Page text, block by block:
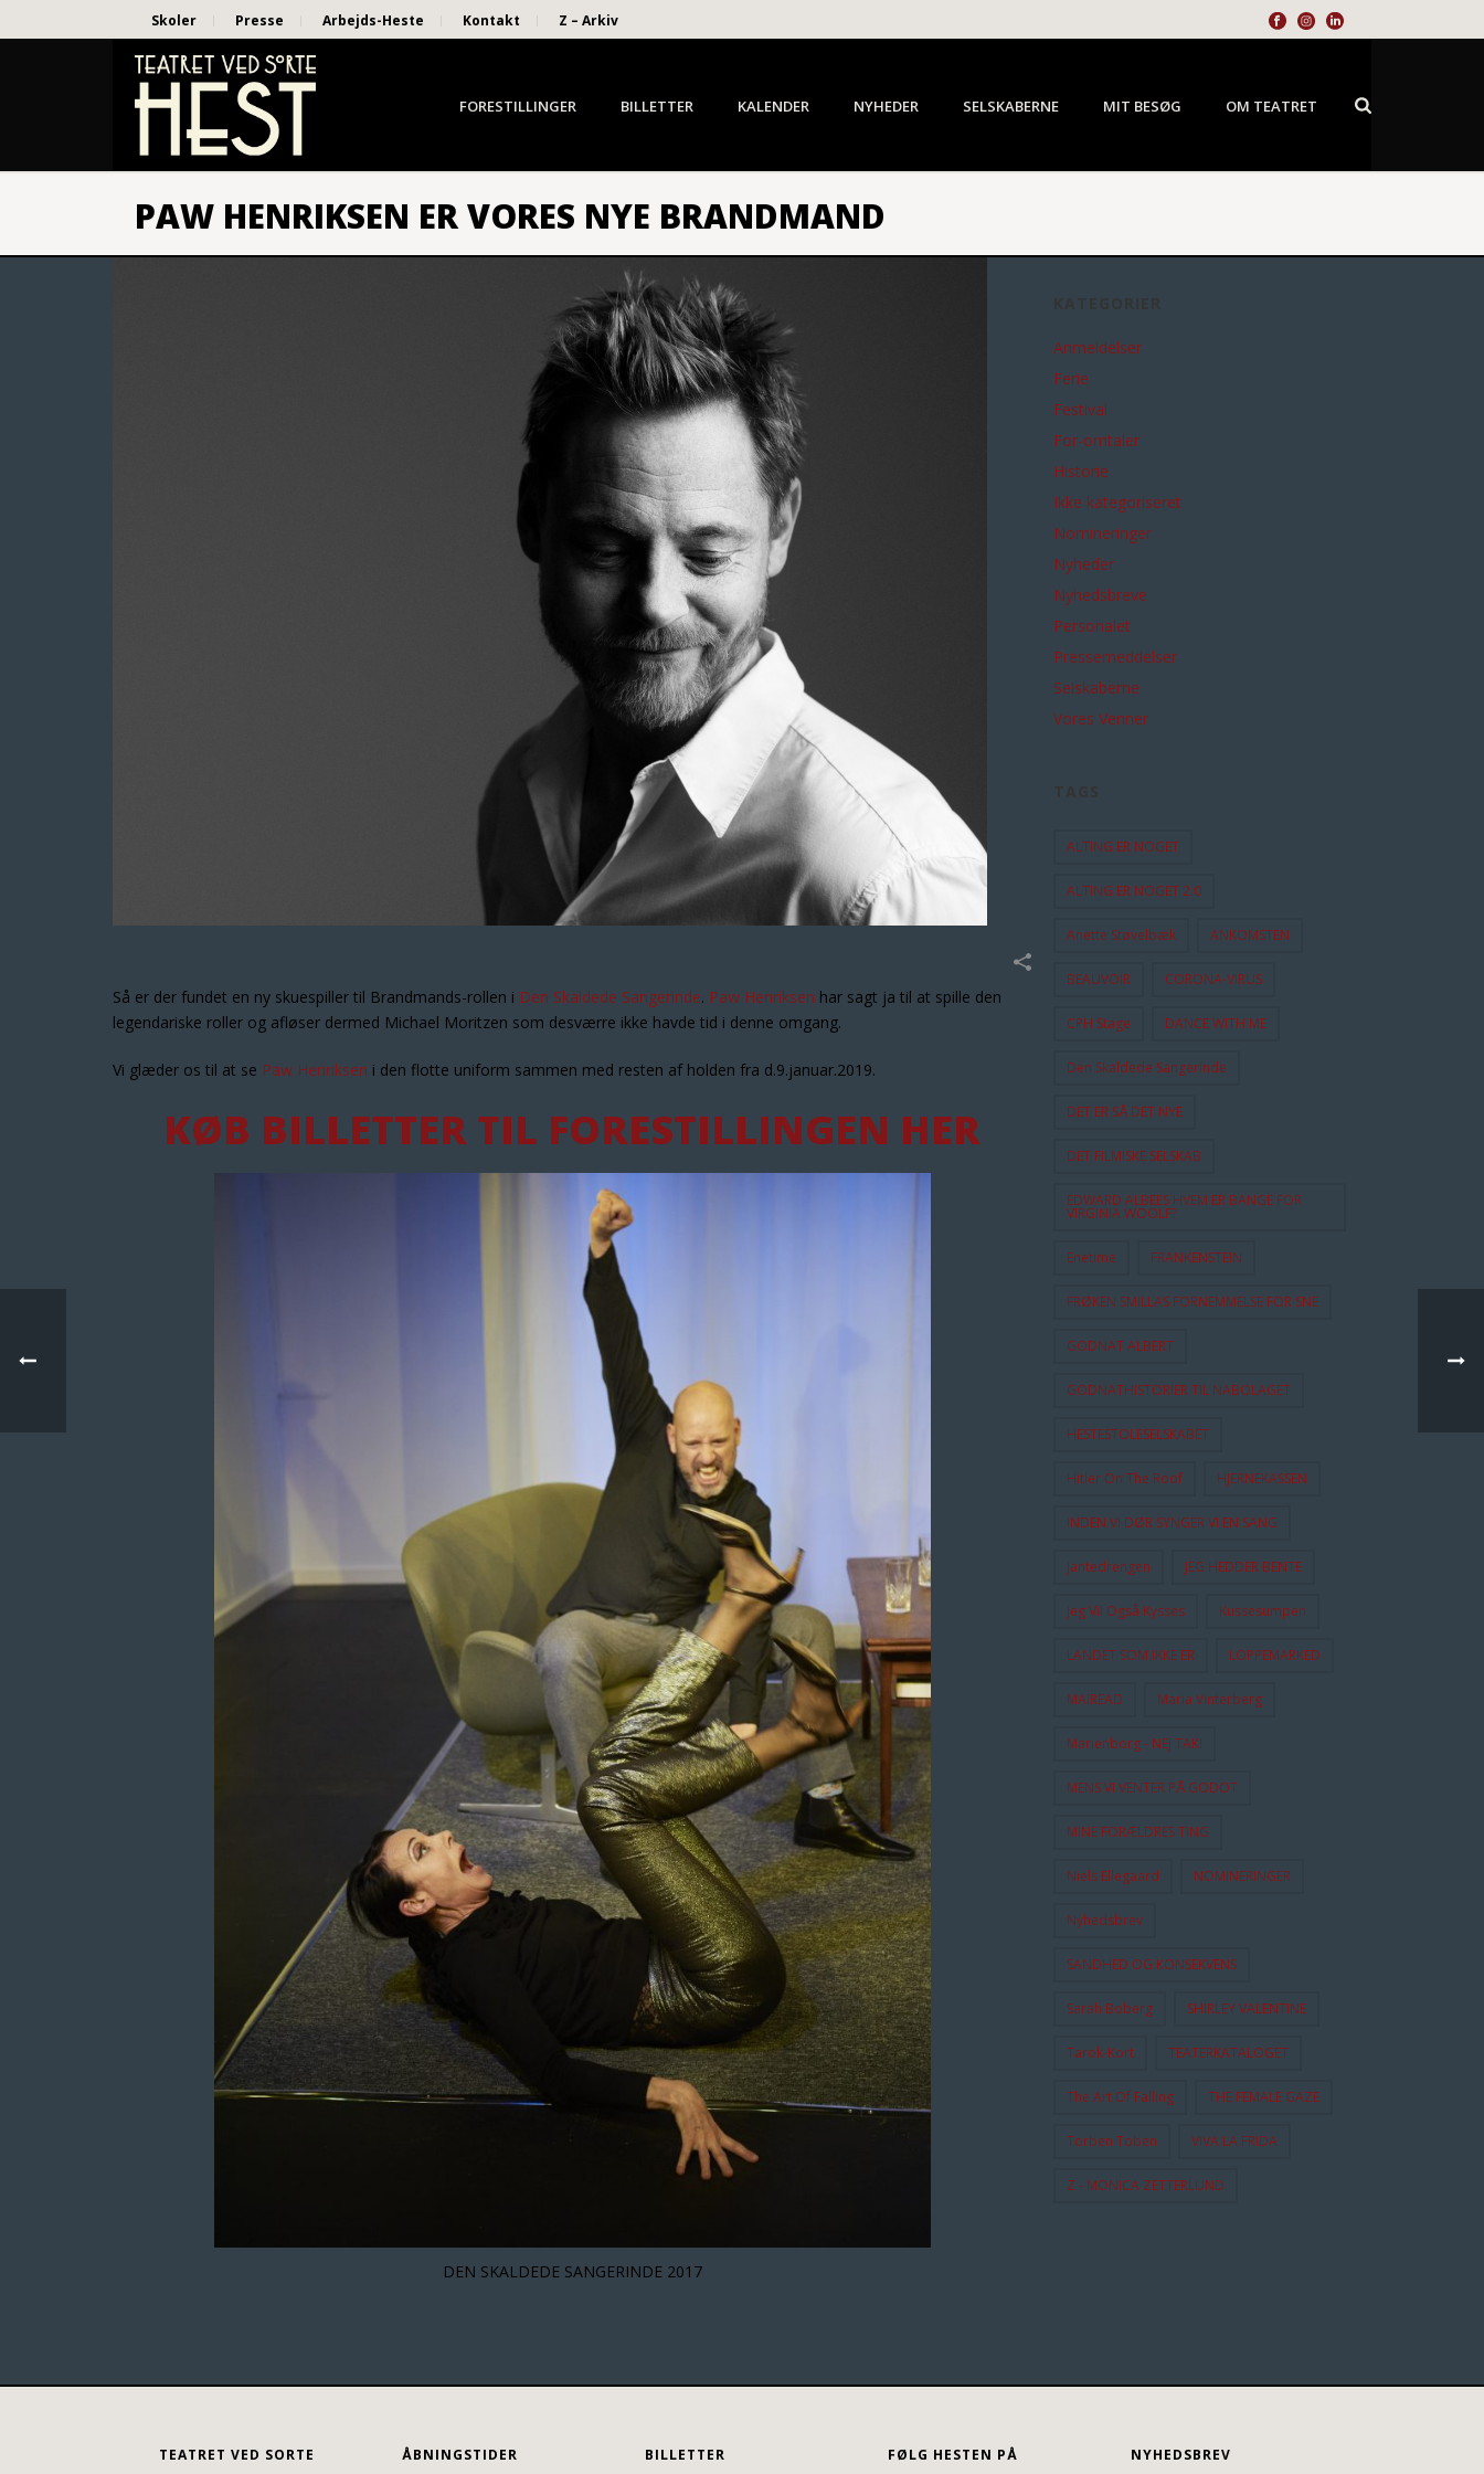
Skoler Presse Arbejds-Heste Kontakt Z – Arkiv
FORESTILLINGER BILLETTER KALENDER NYHEDER SELSKABERNE MIT BESØG OM TEATRET
PAW HENRIKSEN ER VORES NYE BRANDMAND
Så er der fundet en ny skuespiller til Brandmands-rollen i Den Skaldede Sangerinde. Paw Henriksen har sagt ja til at spille den
legendariske roller og afløser dermed Michael Moritzen som desværre ikke havde tid i denne omgang.
Vi glæder os til at se Paw Henriksen i den flotte uniform sammen med resten af holden fra d.9.januar.2019.
KØB BILLETTER TIL FORESTILLINGEN HER
DEN SKALDEDE SANGERINDE 2017
Anmeldelser
Ferie
Festival
For-omtaler
Historie
Ikke kategoriseret
Nomineringer
Nyheder
Nyhedsbreve
Personalet
Pressemeddelser
Selskaberne
Vores Venner
ALTING ER NOGET
ALTING ER NOGET 2.0
Anette Støvelbæk ANKOMSTEN
BEAUVOIR CORONA-VIRUS
CPH Stage DANCE WITH ME
Den Skaldede Sangerinde
DET ER SÅ DET NYE
DET FILMISKE SELSKAB
EDWARD ALBEES HVEM ER BANGE FOR
VIRGINIA WOOLF?
Enetime FRANKENSTEIN
FRØKEN SMILLAS FORNEMMELSE FOR SNE
GODNAT ALBERT
GODNATHISTORIER TIL NABOLAGET
HESTESTOLESELSKABET
Hitler On The Roof HJERNEKASSEN
INDEN VI DØR SYNGER VI EN SANG
Jantedrengen JEG HEDDER BENTE
Jeg Vil Også Kysses Kussesumpen
LANDET SOM IKKE ER LOPPEMARKED
MAIREAD Maria Vinterberg
Marienborg - NEJ TAK!
MENS VI VENTER PÅ GODOT
MINE FORÆLDRES TING
Niels Ellegaard NOMINERINGER
Nyhedsbrev
SANDHED OG KONSEKVENS
Sarah Boberg SHIRLEY VALENTINE
Tarok-Kort TEATERKATALOGET
The Art Of Falling THE FEMALE GAZE
Torben Toben VIVA LA FRIDA
Z - MONICA ZETTERLUND
TEATRET VED SORTE
ÅBNINGSTIDER BILLETTER FØLG HESTEN PÅ NYHEDSBREV